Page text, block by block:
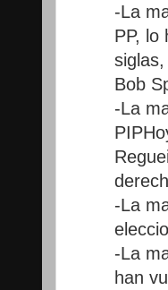
-La
PP, lo
Bob
-La
-La
-La
han